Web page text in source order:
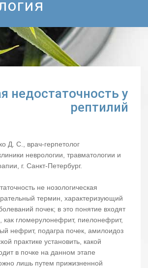
недостаточность у
рептилий
Д. С., врач-герпетолог
неврологии, травматологии и
г. Санкт-Петербург.
не нозологическая
термин, характеризующий
почек; в это понятие входят
как гломерулонефрит, пиелонефрит,
нефрит, подагра почек, амилоидоз
практике установить, какой
в почке на данном этапе
лишь путем прижизненной